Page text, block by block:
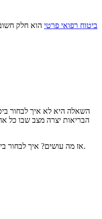
ביטוח רפואי פרטי הוא חלק
השאלה היא לא איך לבחור
הבריאות יצרה מצב שבו כל
אז מה עושים? איך לבחור ביטוח בריאות פרטי שיספיק לנו ולא יהיה יקר מדי? בונים פוליסה שפחות או יותר מתאימה לנו ולצרכים שלנו כרגע, ובכל שינוי מעדכנים את הסוכן כדי שיעדכן את הפוליסה ויאפשר לנו לשלם פחות.